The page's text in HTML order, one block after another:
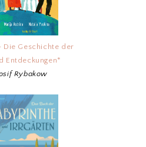
Die Geschichte der
Entdeckungen*
Rybakow